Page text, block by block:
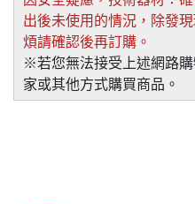
出後未使用的情況，除發
煩請確認後再訂購。
※若您無法接受上述網路
家或其他方式購買商品。